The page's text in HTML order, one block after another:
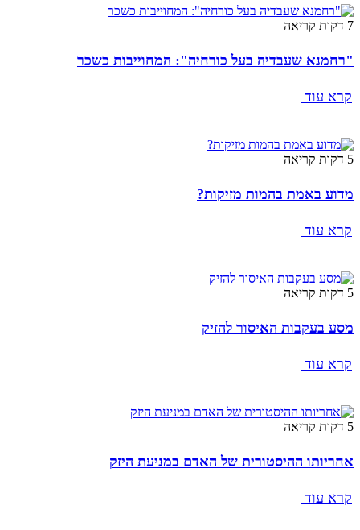
7 דקות קריאה
"רחמנא שעבדיה בעל כורחיה": המחוייבות כשכר
קרא עוד
5 דקות קריאה
מדוע באמת בהמות מזיקות?
קרא עוד
5 דקות קריאה
מסע בעקבות האיסור להזיק
קרא עוד
5 דקות קריאה
אחריותו ההיסטורית של האדם במניעת היזק
קרא עוד